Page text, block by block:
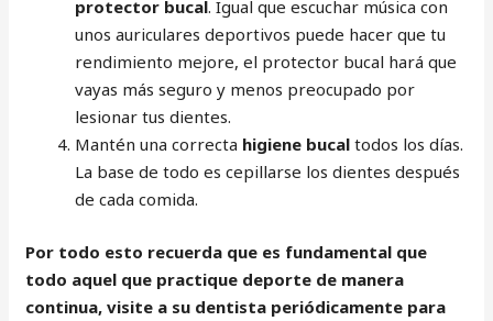
protector bucal. Igual que escuchar música con
unos auriculares deportivos puede hacer que tu
rendimiento mejore, el protector bucal hará que
vayas más seguro y menos preocupado por
lesionar tus dientes.
Mantén una correcta higiene bucal todos los días.
La base de todo es cepillarse los dientes después
de cada comida.
Por todo esto recuerda que es fundamental que
todo aquel que practique deporte de manera
continua, visite a su dentista periódicamente para